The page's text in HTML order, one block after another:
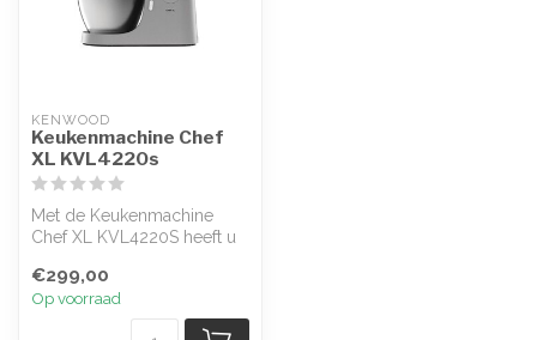
KENWOOD
Keukenmachine Chef
XL KVL4220s
Met de Keukenmachine
Chef XL KVL4220S heeft u
voor di...
€299,00
Op voorraad